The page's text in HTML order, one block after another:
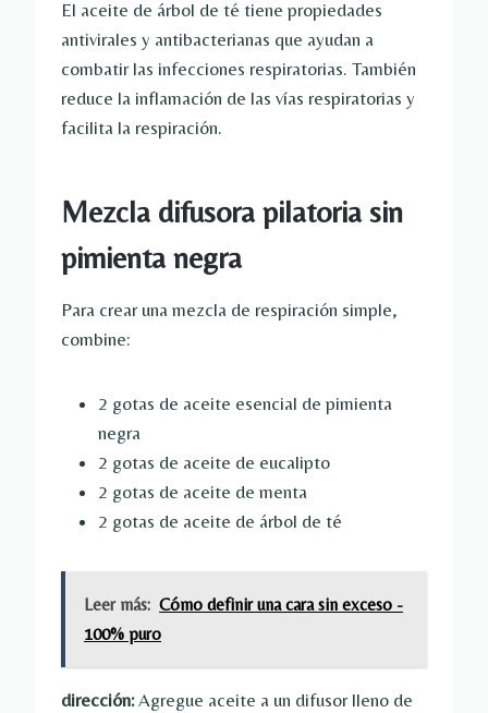
El aceite de árbol de té tiene propiedades
antivirales y antibacterianas que ayudan a
combatir las infecciones respiratorias. También
reduce la inflamación de las vías respiratorias y
facilita la respiración.
Mezcla difusora pilatoria sin
pimienta negra
Para crear una mezcla de respiración simple,
combine:
2 gotas de aceite esencial de pimienta
negra
2 gotas de aceite de eucalipto
2 gotas de aceite de menta
2 gotas de aceite de árbol de té
Leer más: Cómo definir una cara sin exceso -
100% puro
dirección:Agregue aceite a un difusor lleno de